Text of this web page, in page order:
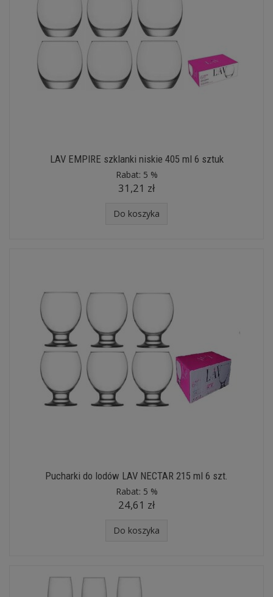
LAV EMPIRE szklanki niskie 405 ml 6 sztuk
Rabat: 5 %
31,21 zł
Do koszyka
Pucharki do lodów LAV NECTAR 215 ml 6 szt.
Rabat: 5 %
24,61 zł
Do koszyka